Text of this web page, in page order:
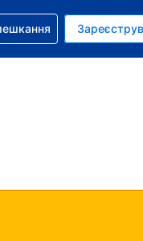
США
Українською